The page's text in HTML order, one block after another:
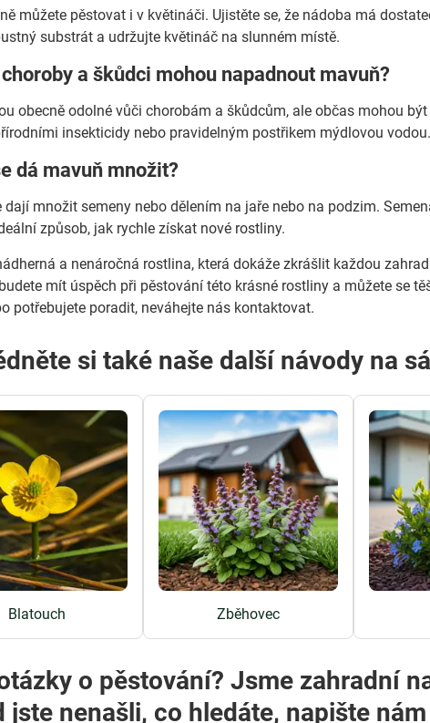
můžete pěstovat i v květináči. Ujistěte se, že nádoba má
substrát a udržujte květináč na slunném místě.
a škůdci mohou napadnout mavuň?
obecně odolné vůči chorobám a škůdcům, ale občas mohou
insekticidy nebo pravidelným postřikem mýdlovou vodou.
dá mavuň množit?
dají množit semeny nebo dělením na jaře nebo na podzim.
způsob, jak rychle získat nové rostliny.
a nenáročná rostlina, která dokáže zkrášlit každou
mít úspěch při pěstování této krásné rostliny a můžete se
potřebujete poradit, neváhejte nás kontaktovat.
si také naše další návody na
Blatouch Zběhovec
o pěstování? Jsme zahradní
jste nenašli, co hledáte, napište